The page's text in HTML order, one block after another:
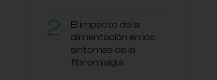
El impacto de la
alimentación en los
síntomas de la
fibromialgia